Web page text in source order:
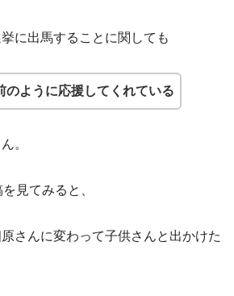
に出馬することに関しても
のように応援してくれている
。
見てみると、
さんに変わって子供さんと出かけた